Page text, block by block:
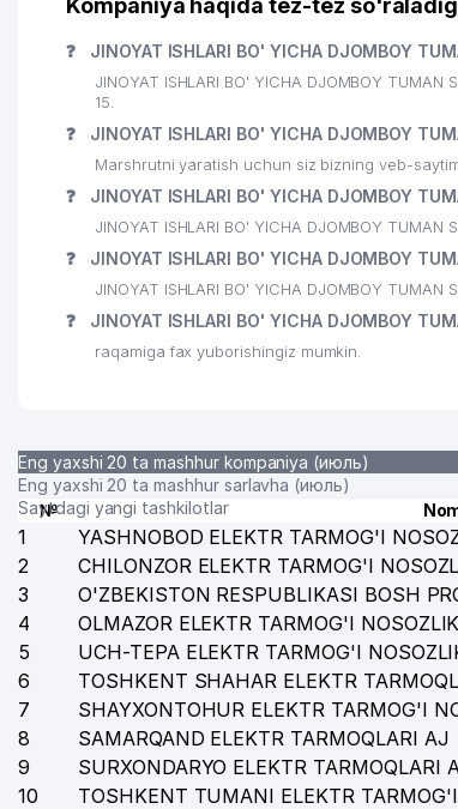
Kompaniya haqida tez-tez
❓ JINOYAT ISHLARI BO' YICHA DJOMBOY
JINOYAT ISHLARI BO' YICHA DJOMBOY
15.
❓ JINOYAT ISHLARI BO' YICHA DJOMBOY
Marshrutni yaratish uchun siz bizning veb-
❓ JINOYAT ISHLARI BO' YICHA DJOMBOY
JINOYAT ISHLARI BO' YICHA DJOMBOY
❓ JINOYAT ISHLARI BO' YICHA DJOMBOY
JINOYAT ISHLARI BO' YICHA DJOMBOY TUMAN
❓ JINOYAT ISHLARI BO' YICHA DJOMBOY
raqamiga fax yuborishingiz mumkin.
Eng yaxshi 20 ta mashhur kompaniya (июль)
Eng yaxshi 20 ta mashhur sarlavha (июль)
Saytdagi yangi tashkilotlar
№
1 YASHNOBOD ELEKTR TARMOG'I
2
CHILONZOR ELEKTR TARMOG'I
3
O'ZBEKISTON RESPUBLIKASI BOSH
4
OLMAZOR ELEKTR TARMOG'I
5
UCH-TEPA ELEKTR TARMOG'I
6
TOSHKENT SHAHAR ELEKTR
7
SHAYXONTOHUR ELEKTR TARMOG'I
8
SAMARQAND ELEKTR TARMOQLARI AJ
9
SURXONDARYO ELEKTR TARMOQLARI
10
TOSHKENT TUMANI ELEKTR